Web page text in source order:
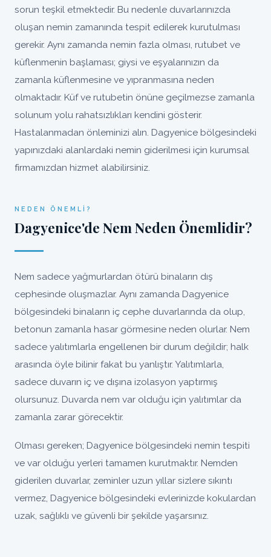
sorun teşkil etmektedir. Bu nedenle duvarlarınızda
oluşan nemin zamanında tespit edilerek kurutulması
gerekir. Aynı zamanda nemin fazla olması, rutubet ve
küflenmenin başlaması; giysi ve eşyalarınızın da
zamanla küflenmesine ve yıpranmasına neden
olmaktadır. Küf ve rutubetin önüne geçilmezse zamanla
solunum yolu rahatsızlıkları kendini gösterir.
Hastalanmadan önleminizi alın. Dagyenice bölgesindeki
yapınızdaki alanlardaki nemin giderilmesi için kurumsal
firmamızdan hizmet alabilirsiniz.
NEDEN ÖNEMLI?
Dagyenice'de Nem Neden Önemlidir?
Nem sadece yağmurlardan ötürü binaların dış
cephesinde oluşmazlar. Aynı zamanda Dagyenice
bölgesindeki binaların iç cephe duvarlarında da olup,
betonun zamanla hasar görmesine neden olurlar. Nem
sadece yalıtımlarla engellenen bir durum değildir; halk
arasında öyle bilinir fakat bu yanlıştır. Yalıtımlarla,
sadece duvarın iç ve dışına izolasyon yaptırmış
olursunuz. Duvarda nem var olduğu için yalıtımlar da
zamanla zarar görecektir.
Olması gereken; Dagyenice bölgesindeki nemin tespiti
ve var olduğu yerleri tamamen kurutmaktır. Nemden
giderilen duvarlar, zeminler uzun yıllar sizlere sıkıntı
vermez, Dagyenice bölgesindeki evlerinizde kokulardan
uzak, sağlıklı ve güvenli bir şekilde yaşarsınız.